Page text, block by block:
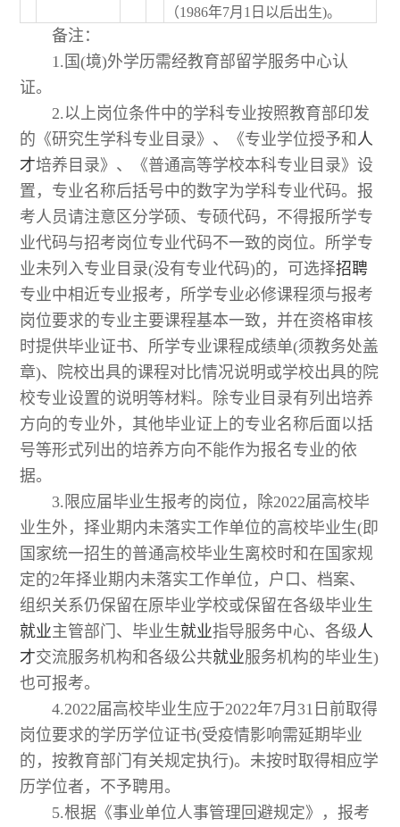
（1986年7月1日以后出生)。
备注：
1.国(境)外学历需经教育部留学服务中心认
证。
2.以上岗位条件中的学科专业按照教育部印发
的《研究生学科专业目录》、《专业学位授予和 人
才培养目录》、《普通高等学校本科专业目录》设
置，专业名称后括号中的数字为学科专业代码。报
考人员请注意区分学硕、专硕代码，不得报所学专
业代码与招考岗位专业代码不一致的岗位。所学专
业未列入专业目录(没有专业代码)的，可选择招聘
专业中相近专业报考，所学专业必修课程须与报考
岗位要求的专业主要课程基本一致，并在资格审核
时提供毕业证书、所学专业课程成绩单(须教务处盖
章)、院校出具的课程对比情况说明或学校出具的院
校专业设置的说明等材料。除专业目录有列出培养
方向的专业外，其他毕业证上的专业名称后面以括
号等形式列出的培养方向不能作为报名专业的依
据。
3.限应届毕业生报考的岗位，除2022届高校毕
业生外，择业期内未落实工作单位的高校毕业生(即
国家统一招生的普通高校毕业生离校时和在国家规
定的2年择业期内未落实工作单位，户口、档案、
组织关系仍保留在原毕业学校或保留在各级毕业生
就业主管部门、毕业生就业指导服务中心、各级人
才交流服务机构和各级公共就业服务机构的毕业生)
也可报考。
4.2022届高校毕业生应于2022年7月31日前取得
岗位要求的学历学位证书(受疫情影响需延期毕业
的，按教育部门有关规定执行)。未按时取得相应学
历学位者，不予聘用。
5.根据《事业单位人事管理回避规定》，报考